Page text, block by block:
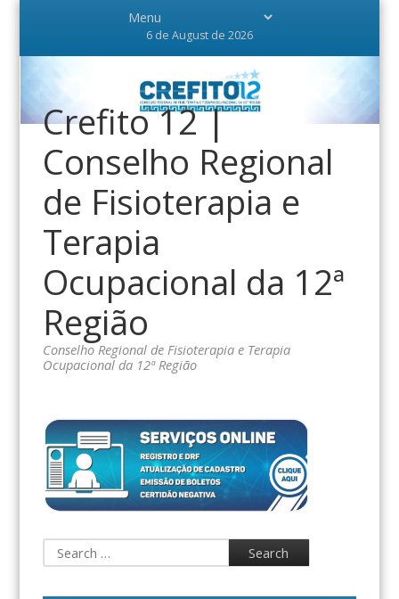
6 de August de 2026
Crefito 12 |
Conselho Regional
de Fisioterapia e
Terapia
Ocupacional da 12ª
Região
Conselho Regional de Fisioterapia e Terapia
Ocupacional da 12ª Região